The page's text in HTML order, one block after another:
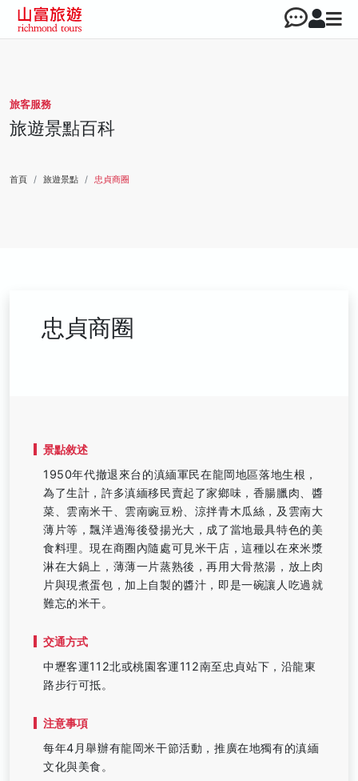
旅客服務
旅遊景點百科
首頁 旅遊景點 忠貞商圈
忠貞商圈
景點敘述
1950年代撤退來台的滇緬軍民在龍岡地區落地生根，
為了生計，許多滇緬移民賣起了家鄉味，香腸臘肉、醬
菜、雲南米干、雲南豌豆粉、涼拌青木瓜絲，及雲南大
薄片等，飄洋過海後發揚光大，成了當地最具特色的美
食料理。現在商圈內隨處可見米干店，這種以在來米漿
淋在大鍋上，薄薄一片蒸熟後，再用大骨熬湯，放上肉
片與現煮蛋包，加上自製的醬汁，即是一碗讓人吃過就
難忘的米干。
交通方式
中壢客運112北或桃園客運112南至忠貞站下，沿龍東
路步行可抵。
注意事項
每年4月舉辦有龍岡米干節活動，推廣在地獨有的滇緬
文化與美食。